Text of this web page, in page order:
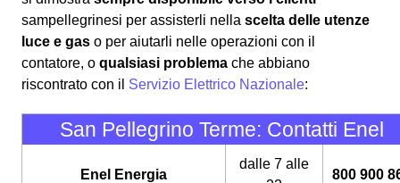
sampellegrinesi per assisterli nella scelta delle utenze
luce e gas o per aiutarli nelle operazioni con il
contatore, o qualsiasi problema che abbiano
riscontrato con il Servizio Elettrico Nazionale:
San Pellegrino Terme: Contatti Enel
Enel Energia
dalle 7 alle
800 900